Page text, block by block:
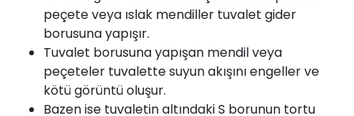
peçete veya ıslak mendiller tuvalet gider
borusuna yapışır.
Tuvalet borusuna yapışan mendil veya
peçeteler tuvalette suyun akışını engeller ve
kötü görüntü oluşur.
Bazen ise tuvaletin altındaki S borunun tortu